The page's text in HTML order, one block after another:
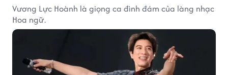
Vương Lực Hoành là giọng ca đình đám của làng nhạc
Hoa ngữ.